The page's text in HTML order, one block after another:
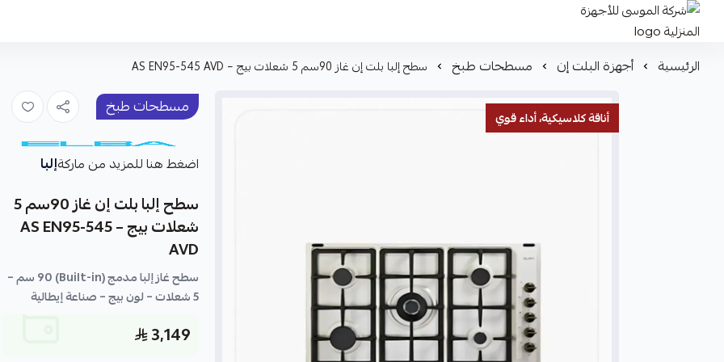
شركة الموسى للأجهزة المنزلية
الرئيسية أجهزة البلت إن مسطحات طبخ سطح إلبا بلت إن غاز 90سم 5 شعلات بيج – AS EN95-545 AVD
أناقة كلاسيكية، أداء قوي مسطحات طبخ
اضغط هنا للمزيد من ماركةإلبا
سطح إلبا بلت إن غاز 90سم 5
شعلات بيج – AS EN95-545
AVD
سطح غاز إلبا مدمج (Built-in) 90 سم –
5 شعلات – لون بيج – صناعة إيطالية
3,149